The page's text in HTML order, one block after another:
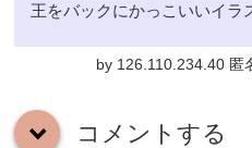
王をバックにかっこいいイラ
by 126.110.234.40 匿
down コメントする